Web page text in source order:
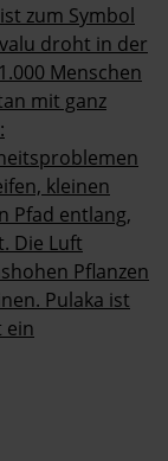
zum Symbol
droht in der
Menschen
mit ganz
kleinen
Pfad entlang,
Die Luft
Pflanzen
Pulaka ist
ein